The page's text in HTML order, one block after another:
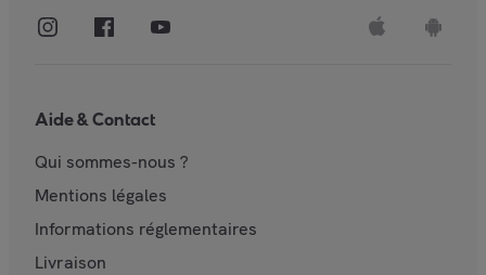
Aide & Contact
Qui sommes-nous ?
Mentions légales
Informations réglementaires
Livraison